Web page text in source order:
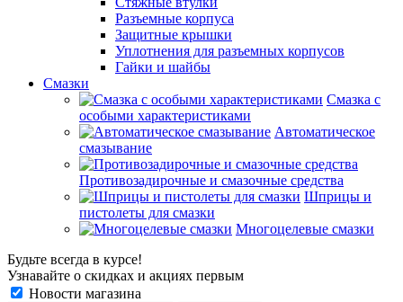
Разъемные корпуса
Защитные крышки
Уплотнения для разъемных корпусов
Гайки и шайбы
Смазки
Смазка с
особыми характеристиками
Автоматическое
смазывание
Противозадирочные и смазочные средства
Шприцы и
пистолеты для смазки
Многоцелевые смазки
Будьте всегда в курсе!
Узнавайте о скидках и акциях первым
Новости магазина